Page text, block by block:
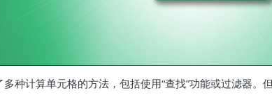
多种计算单元格的方法，包括使用“查找”功能或过滤器。